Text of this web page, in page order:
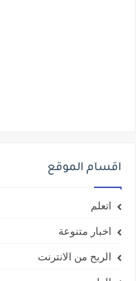
اقسام الموقع
اتعلم
اخبار متنوعة
الربح من الانترنت